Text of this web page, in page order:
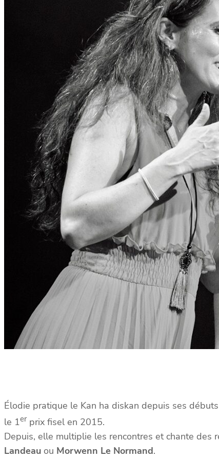
Élodie pratique le Kan ha diskan depuis ses
le 1erprix fisel en 2015.
Depuis, elle multiplie les rencontres et chante
Landeau ou Morwenn Le Normand.